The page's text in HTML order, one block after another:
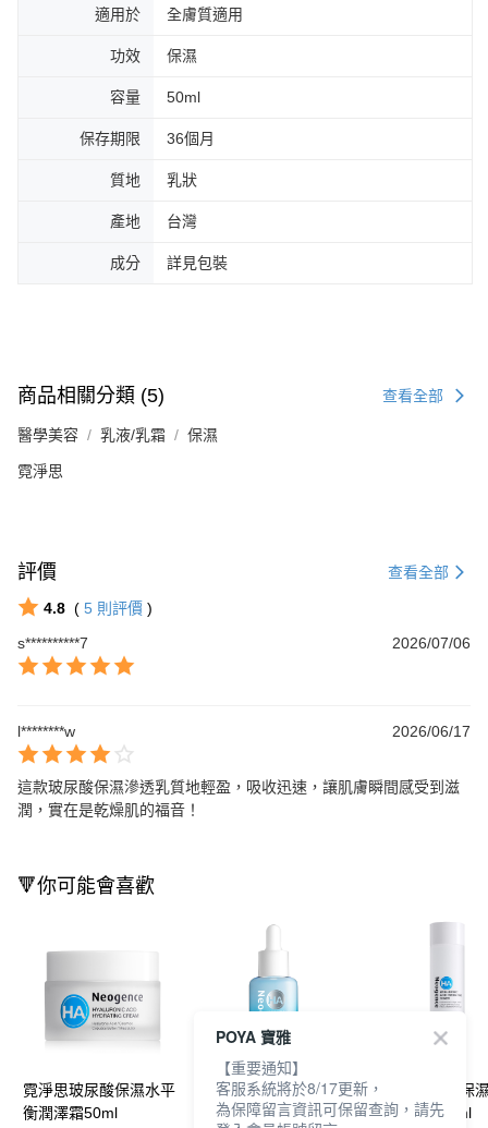
適用於 全膚質適用
功效 保濕
容量 50ml
保存期限 36個月
質地 乳狀
產地 台灣
成分 詳見包裝
商品相關分類 (5) 查看全部
醫學美容 乳液/乳霜 保濕
霓淨思
評價 查看全部
4.8 ( 5 則評價 )
s**********7
2026/07/06
l********w 2026/06/17
這款玻尿酸保濕滲透乳質地輕盈，吸收迅速，讓肌膚瞬間感受到滋
潤，實在是乾燥肌的福音！
🔻你可能會喜歡
霓淨思玻尿酸保濕水平
衡潤澤霜50ml
霓淨思玻尿酸保濕水平
衡賦能精華30ml
霓淨思玻尿酸保
衡化妝水150ml
POYA 寶雅
【重要通知】
客服系統將於8/17更新，
為保障留言資訊可保留查詢，請先